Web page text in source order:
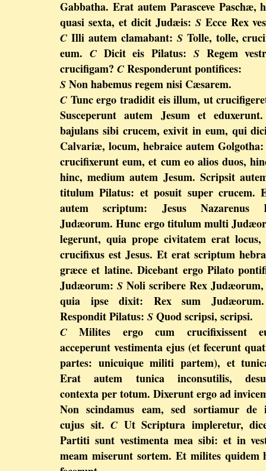
Gabbatha. Erat autem Parasceve Paschæ,
quasi sexta, et dicit Judæis: SEcce Rex
C Illi autem clamabant: STolle, tolle,
eum. CDicit eis Pilatus: SRegem
crucifigam? C Responderunt pontifices:
S Non habemus regem nisi Cæsarem.
C Tunc ergo tradidit eis illum, ut
Susceperunt autem Jesum et
bajulans sibi crucem, exivit in eum, qui
Calvariæ, locum, hebraice autem
crucifixerunt eum, et cum eo alios duos,
hinc, medium autem Jesum. Scripsit
titulum Pilatus: et posuit super crucem.
autem scriptum: Jesus Nazarenus
Judæorum. Hunc ergo titulum multi
legerunt, quia prope civitatem erat
crucifixus est Jesus. Et erat scriptum
græce et latine. Dicebant ergo Pilato
Judæorum: SNoli scribere Rex Judæorum,
quia ipse dixit: Rex sum
Respondit Pilatus: S Quod scripsi, scripsi.
C Milites ergo cum crucifixissent
acceperunt vestimenta ejus (et fecerunt
partes: unicuique militi partem), et
Erat autem tunica inconsutilis,
contexta per totum. Dixerunt ergo ad
Non scindamus eam, sed sortiamur de
cujus sit.C Ut Scriptura impleretur,
Partiti sunt vestimenta mea sibi: et in
meam miserunt sortem. Et milites quidem